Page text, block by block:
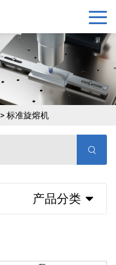
> 标准旋熔机
产品分类